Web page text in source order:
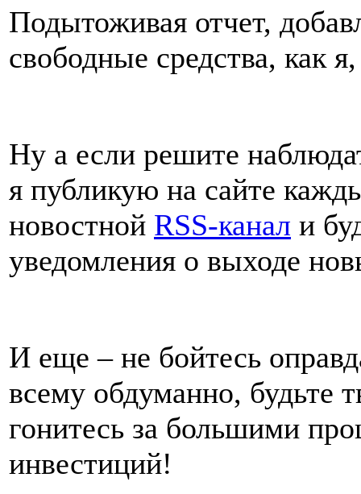
Подытоживая отчет,
свободные средства, как
Ну а если решите
я публикую на сайте
новостной RSS-канал и
уведомления о выходе
И еще – не бойтесь
всему обдуманно, будьте
гонитесь за большими
инвестиций!